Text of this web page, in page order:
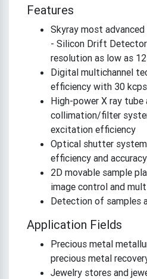
Features
Skyray most
- Silicon Drift
resolution as low as
Digital multichannel
efficiency with 30
High-power X ray
collimation/filter
excitation efficiency
Optical shutter
efficiency and accuracy
2D movable sample
image control and
Detection of samples
Application Fields
Precious metal
precious metal
Jewelry stores and